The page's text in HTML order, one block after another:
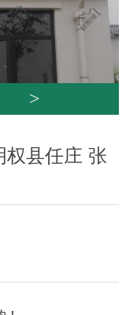
>
权县任庄 张